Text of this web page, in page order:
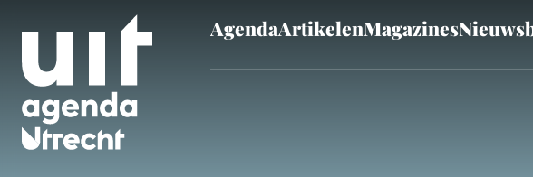
Skip to main content AgendaArtikelenMagazines